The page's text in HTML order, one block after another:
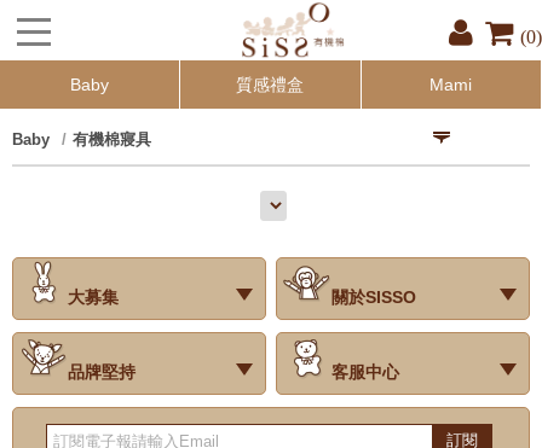
(0)
Baby 質感禮盒 Mami
Baby 有機棉寢具
大募集
‧試用評價
關於SISSO
‧公司簡介
‧品牌故事
‧會員辨法
‧最新消息
‧門市據點
‧公益捐款
品牌堅持
‧關於有機棉
‧有機棉製品洗滌方式
‧Baby搭配小常識
‧品牌堅持
‧國際認證
客服中心
‧常見問題
‧客服信箱
‧購物說明
‧訂單查詢
‧網站導覽
‧得獎名單
‧隱私權聲明
‧版權聲明
‧海外配送服務
‧反詐騙宣導
‧紅利點數說明
訂閱